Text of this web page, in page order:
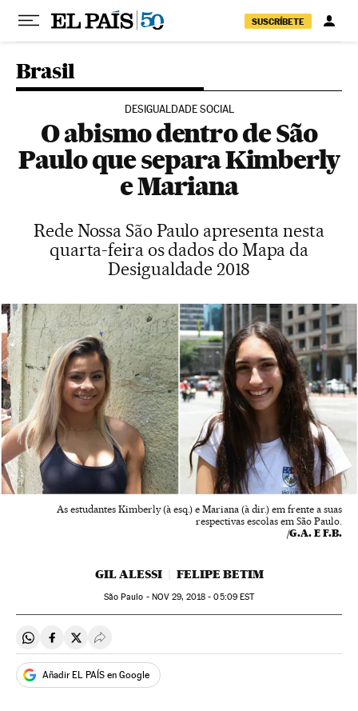
Pular para o conteúdo
SUSCRÍBETE
Brasil
DESIGUALDADE SOCIAL
O abismo dentro de São
Paulo que separa Kimberly
e Mariana
Rede Nossa São Paulo apresenta nesta
quarta-feira os dados do Mapa da
Desigualdade 2018
As estudantes Kimberly (à esq.) e Mariana (à dir.) em frente a suas
respectivas escolas em São Paulo.
/G.A. E F.B.
GIL ALESSI FELIPE BETIM
São Paulo - NOV 29, 2018 - 05:09EST
Compartir en Whatsapp
Compartir en Facebook
Compartir en Twitter
Desplegar Redes Sociales
Añadir EL PAÍS en Google